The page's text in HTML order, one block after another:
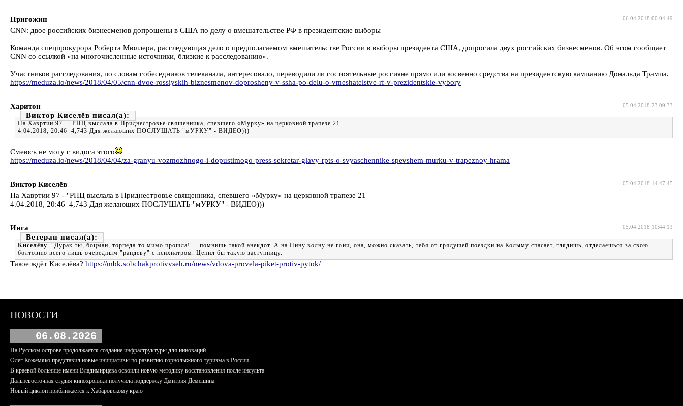
06.04.2018 00:04:49
Пригожин
CNN: двое российских бизнесменов допрошены в США по делу о вмешательстве РФ в президентские выборы
Команда спецпрокурора Роберта Мюллера, расследующая дело о предполагаемом вмешательстве России в выборы президента США, допросила двух российских бизнесменов. Об этом сообщает
CNN со ссылкой «на многочисленные источники, близкие к расследованию».
Участников расследования, по словам собеседников телеканала, интересовало, переводили ли состоятельные россияне прямо или косвенно средства на президентскую кампанию Дональда Трампа.
https://meduza.io/news/2018/04/05/cnn-dvoe-rossiyskih-biznesmenov-doprosheny-v-ssha-po-delu-o-vmeshatelstve-rf-v-prezidentskie-vybory
05.04.2018 23:09:33
Харитон
Виктор Киселёв
На Хавртии 97 - "РПЦ выслала в Приднестровье священника, спевшего «Мурку» на церковной трапезе 21
4.04.2018, 20:46 4,743 Ддя желающих ПОСЛУШАТЬ "мУРКУ" - ВИДЕО)))
Смеюсь не могу с видоса этого
https://meduza.io/news/2018/04/04/za-granyu-vozmozhnogo-i-dopustimogo-press-sekretar-glavy-rpts-o-svyaschennike-spevshem-murku-v-trapeznoy-hrama
05.04.2018 14:47:45
Виктор Киселёв
На Хавртии 97 - "РПЦ выслала в Приднестровье священника, спевшего «Мурку» на церковной трапезе 21
4.04.2018, 20:46 4,743 Ддя желающих ПОСЛУШАТЬ "мУРКУ" - ВИДЕО)))
05.04.2018 10:44:13
Инга
Ветеран
Киселёву. "Дурак ты, боцман, торпеда-то мимо прошла!" - помнишь такой анекдот. А на Нину волну не гони, она, можно сказать, тебя от грядущей поездки на Колыму спасает, глядишь, отделаешься за свою
болтовню всего лишь очередным "рандеву" с психиатром. Ценил бы такую заступницу.
Такое ждёт Киселёва? https://mbk.sobchakprotivvseh.ru/news/vdova-provela-piket-protiv-pytok/
НОВОСТИ
06.08.2026
На Русском острове продолжается создание инфраструктуры для инноваций
Олег Кожемяко представил новые инициативы по развитию горнолыжного туризма в России
В краевой больнице имени Владимирцева освоили новую методику восстановления после инсульта
Дальневосточная студия кинохроники получила поддержку Дмитрия Демешина
Новый циклон приближается к Хабаровскому краю